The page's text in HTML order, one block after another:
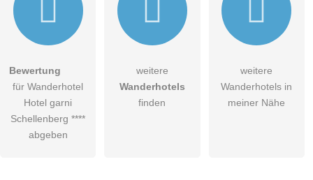
DieDatenschutzerklärunghabe ich zur Kenntnis genommen.
öffentliche Frage stellen
Bewertung
für Wanderhotel
Hotel garni
Schellenberg ****
abgeben
weitere
Wanderhotels
finden
weitere
Wanderhotels in
meiner Nähe